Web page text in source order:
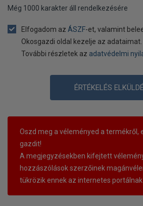
Még 1000 karakter áll rendelkezésére
Elfogadom az ÁSZF-et, valamint
Okosgazdi oldal kezelje az adataimat.
További részletek az adatvédelmi
ÉRTÉKELÉS
Oszd meg a véleményed a termékről,
gazdit!
A megjegyzésekben kifejtett
hozzászólások szerzőinek
tükrözik ennek az internetes